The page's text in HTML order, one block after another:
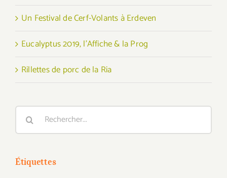
Un Festival de Cerf-Volants à Erdeven
Eucalyptus 2019, l’Affiche & la Prog
Rillettes de porc de la Ria
Rechercher:
Étiquettes